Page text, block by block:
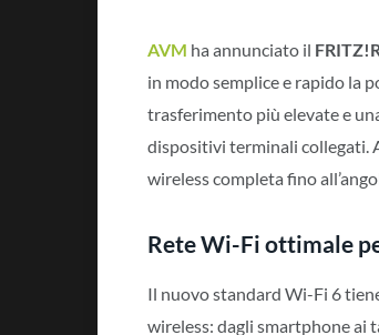
AVM ha annunciato il
in modo semplice e rapido la
trasferimento più elevate e
dispositivi terminali collegati.
wireless completa fino
Rete Wi-Fi ottimale
Il nuovo standard Wi-Fi 6
wireless: dagli smartphone ai